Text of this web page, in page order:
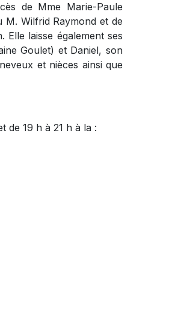
de Mme Marie-Paule
M. Wilfrid Raymond et de
laisse également ses
Goulet) et Daniel, son
et nièces ainsi que
de 19 h à 21 h à la :